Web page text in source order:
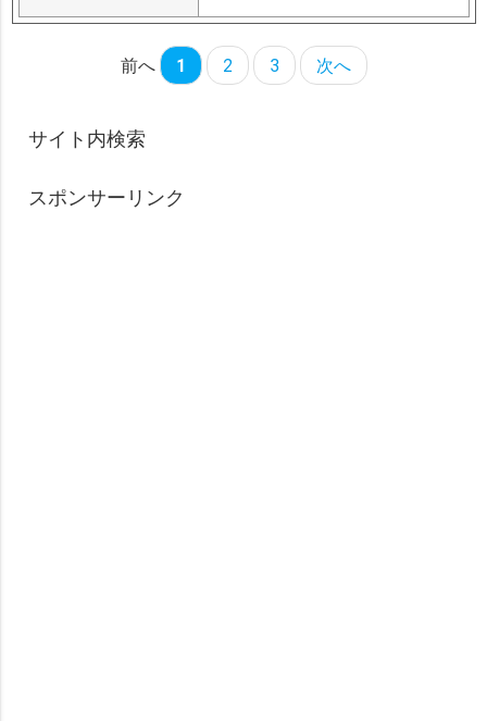
前へ 1 2 3 次へ
サイト内検索
スポンサーリンク